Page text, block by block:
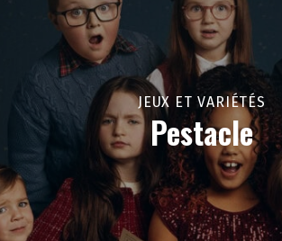
JEUX ET VARIÉTÉS
Pestacle